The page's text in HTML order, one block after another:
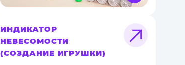
ИНДИКАТОР
НЕВЕСОМОСТИ
(СОЗДАНИЕ ИГРУШКИ)